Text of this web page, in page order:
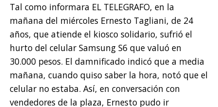
Tal como informara EL TELEGRAFO, en la
mañana del miércoles Ernesto Tagliani, de 24
años, que atiende el kiosco solidario, sufrió el
hurto del celular Samsung S6 que valuó en
30.000 pesos. El damnificado indicó que a media
mañana, cuando quiso saber la hora, notó que el
celular no estaba. Así, en conversación con
vendedores de la plaza, Ernesto pudo ir